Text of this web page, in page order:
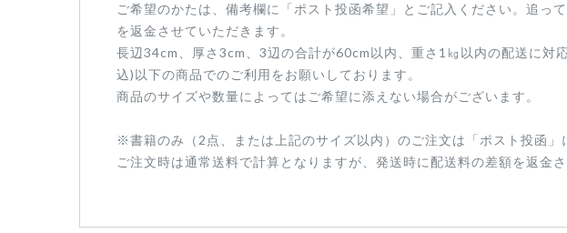
ご希望のかたは、備考欄に「ポスト投函希望」とご記入ください。追っ
を返金させていただきます。
長辺34cm、厚さ3cm、3辺の合計が60cm以内、重さ1㎏以内の配送に対
込)以下の商品でのご利用をお願いしております。
商品のサイズや数量によってはご希望に添えない場合がございます。
※書籍のみ（2点、または上記のサイズ以内）のご注文は「ポスト投函」
ご注文時は通常送料で計算となりますが、発送時に配送料の差額を返金さ